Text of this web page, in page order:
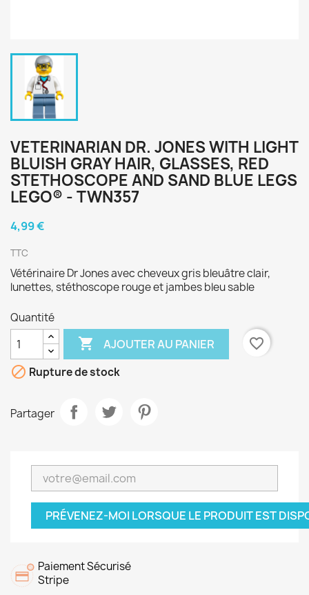
VETERINARIAN DR. JONES WITH LIGHT
BLUISH GRAY HAIR, GLASSES, RED
STETHOSCOPE AND SAND BLUE LEGS
LEGO® - TWN357
4,99 €
TTC
Vétérinaire Dr Jones avec cheveux gris bleuâtre clair,
lunettes, stéthoscope rouge et jambes bleu sable
Quantité
 AJOUTER AU PANIER
favorite_border
 Rupture de stock
Partager
PRÉVENEZ-MOI LORSQUE LE PRODUIT EST
Paiement Sécurisé
Stripe